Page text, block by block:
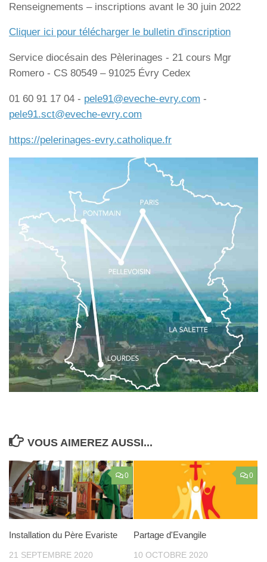
Renseignements – inscriptions avant le 30 juin 2022
Cliquer ici pour télécharger le bulletin d'inscription
Service diocésain des Pèlerinages - 21 cours Mgr
Romero - CS 80549 – 91025 Évry Cedex
01 60 91 17 04 - pele91@eveche-evry.com -
pele91.sct@eveche-evry.com
https://pelerinages-evry.catholique.fr
VOUS AIMEREZ AUSSI...
0
Installation du Père Evariste
21 SEPTEMBRE 2020
0
Partage d'Evangile
10 OCTOBRE 2020